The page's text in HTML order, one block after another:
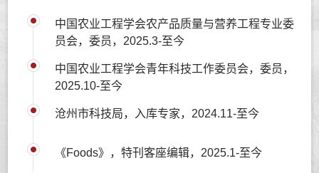
中国农业工程学会农产品质量与营养工程专业委
员会，委员，2025.3-至今
中国农业工程学会青年科技工作委员会，委员，
2025.10-至今
沧州市科技局，入库专家，2024.11-至今
《Foods》，特刊客座编辑，2025.1-至今